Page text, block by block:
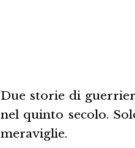
Due storie di
nel quinto secolo.
meraviglie.